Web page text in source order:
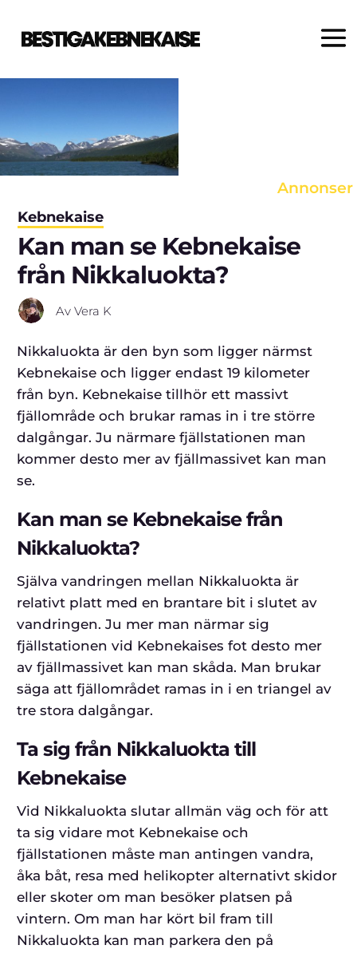
Annonser
av våra redaktörer. Om du klickar
erhålla en provision.
Kebnekaise
Kan man se Kebnekaise
från Nikkaluokta?
Av Vera K
Nikkaluokta är den byn som ligger närmst
Kebnekaise och ligger endast 19 kilometer
från byn. Kebnekaise tillhör ett massivt
fjällområde och brukar ramas in i tre större
dalgångar. Ju närmare fjällstationen man
kommer desto mer av fjällmassivet kan man
se.
Kan man se Kebnekaise från
Nikkaluokta?
Själva vandringen mellan Nikkaluokta är
relativt platt med en brantare bit i slutet av
vandringen. Ju mer man närmar sig
fjällstationen vid Kebnekaises fot desto mer
av fjällmassivet kan man skåda. Man brukar
säga att fjällområdet ramas in i en triangel av
tre stora dalgångar.
Ta sig från Nikkaluokta till
Kebnekaise
Vid Nikkaluokta slutar allmän väg och för att
ta sig vidare mot Kebnekaise och
fjällstationen måste man antingen vandra,
åka båt, resa med helikopter alternativt skidor
eller skoter om man besöker platsen på
vintern. Om man har kört bil fram till
Nikkaluokta kan man parkera den på